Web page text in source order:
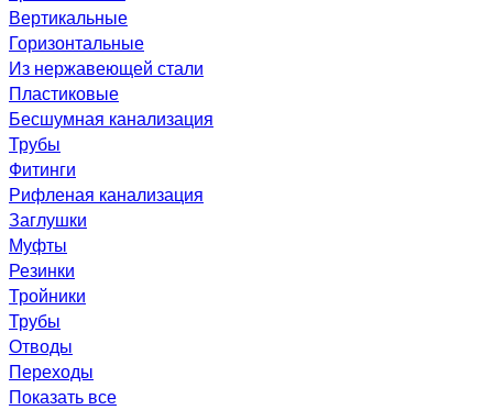
Вертикальные
Горизонтальные
Из нержавеющей стали
Пластиковые
Бесшумная канализация
Трубы
Фитинги
Рифленая канализация
Заглушки
Муфты
Резинки
Тройники
Трубы
Отводы
Переходы
Показать все